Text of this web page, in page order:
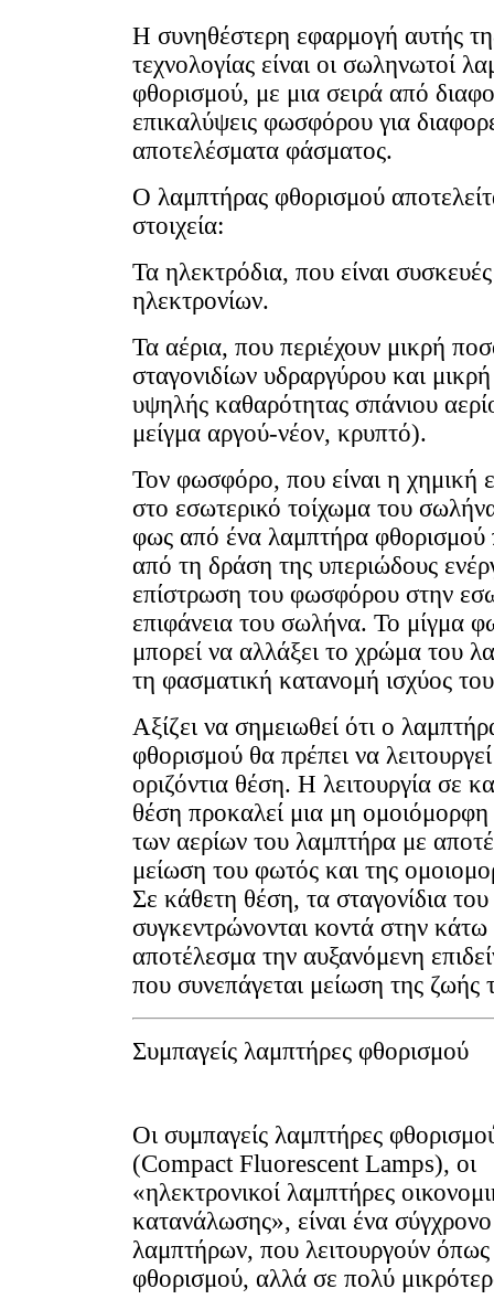
Η συνηθέστερη εφαρμογή αυτής
τεχνολογίας είναι οι σωληνωτοί
φθορισμού, με μια σειρά από
επικαλύψεις φωσφόρου για
αποτελέσματα φάσματος.
Ο λαμπτήρας φθορισμού
στοιχεία:
Τα ηλεκτρόδια, που είναι
ηλεκτρονίων.
Τα αέρια, που περιέχουν μικρή
σταγονιδίων υδραργύρου και
υψηλής καθαρότητας σπάνιου
μείγμα αργού-νέον, κρυπτό).
Τον φωσφόρο, που είναι η χημική
στο εσωτερικό τοίχωμα του
φως από ένα λαμπτήρα φθορισμού
από τη δράση της υπεριώδους
επίστρωση του φωσφόρου στην
επιφάνεια του σωλήνα. Το μίγμα
μπορεί να αλλάξει το χρώμα του
τη φασματική κατανομή ισχύος
Αξίζει να σημειωθεί ότι ο
φθορισμού θα πρέπει να
οριζόντια θέση. Η λειτουργία σε
θέση προκαλεί μια μη
των αερίων του λαμπτήρα με
μείωση του φωτός και της
Σε κάθετη θέση, τα σταγονίδια
συγκεντρώνονται κοντά στην
αποτέλεσμα την αυξανόμενη
που συνεπάγεται μείωση της ζωής
Συμπαγείς λαμπτήρες φθορισμού
Οι συμπαγείς λαμπτήρες
(Compact Fluorescent Lamps), οι
«ηλεκτρονικοί λαμπτήρες
κατανάλωσης», είναι ένα
λαμπτήρων, που λειτουργούν
φθορισμού, αλλά σε πολύ